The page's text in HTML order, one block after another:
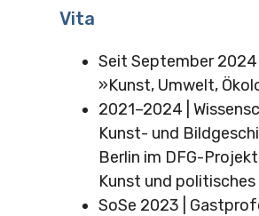
Vita
Seit September
»Kunst, Umwelt,
2021–2024 |
Kunst- und
Berlin im DFG-
Kunst und
SoSe 2023 |